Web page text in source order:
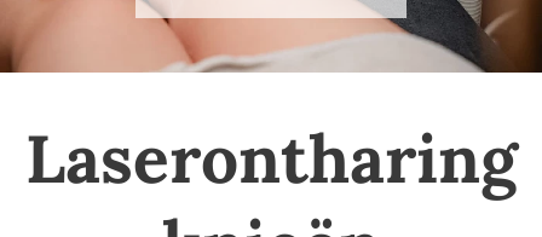
Laserontharing